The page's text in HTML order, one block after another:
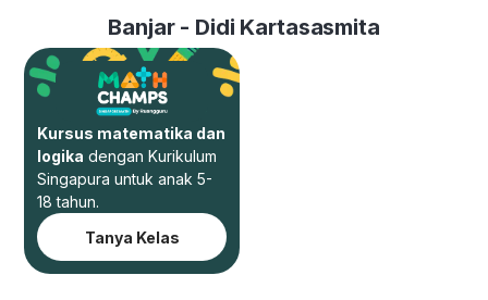
Banjar - Didi Kartasasmita
Kursus matematika dan
logika dengan Kurikulum
Singapura untuk anak 5-
18 tahun.
Tanya Kelas